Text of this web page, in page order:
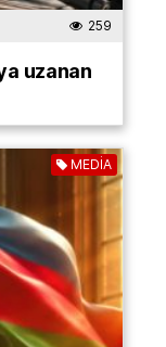
259
uzanan
MEDİA